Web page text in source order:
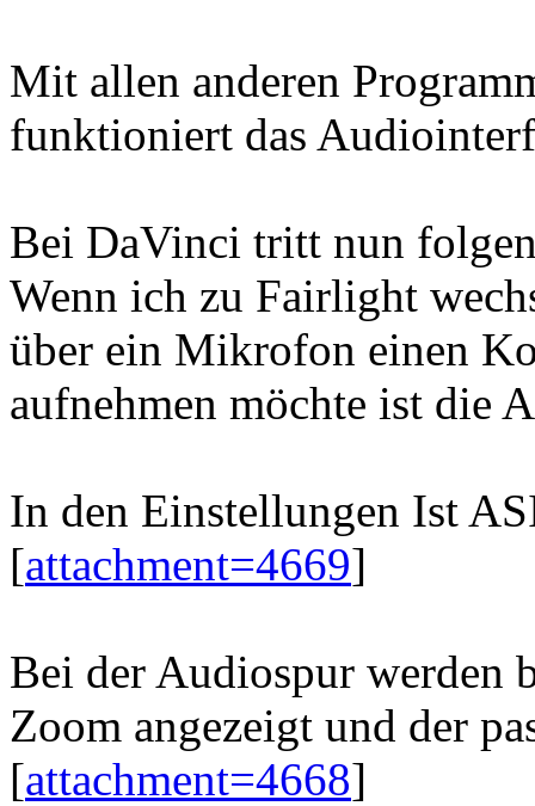
Mit allen anderen
funktioniert das
Bei DaVinci tritt nun
Wenn ich zu Fairlight
über ein Mikrofon einen
aufnehmen möchte ist die
In den Einstellungen Ist
[attachment=4669]
Bei der Audiospur werden
Zoom angezeigt und der
[attachment=4668]